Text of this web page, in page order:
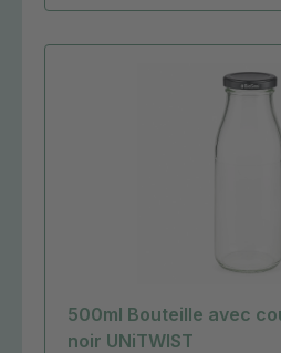
500ml Bouteille avec
noir UNiTWIST